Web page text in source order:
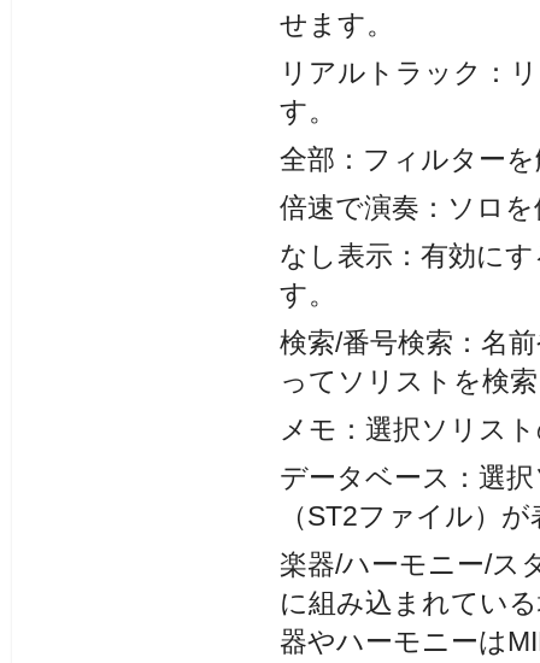
せます。
リアルトラック：
す。
全部：フィルター
倍速で演奏：ソロ
なし表示：有効に
す。
検索/番号検索：名
ってソリストを検
メモ：選択ソリス
データベース：選
（ST2ファイル）
楽器/ハーモニー/ス
に組み込まれてい
器やハーモニーは